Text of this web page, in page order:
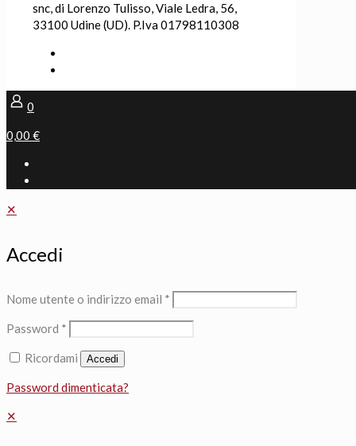
snc, di Lorenzo Tulisso, Viale Ledra, 56,
33100 Udine (UD). P.Iva 01798110308
0
0,00 €
✕
Accedi
Nome utente o indirizzo email *
Password *
Ricordami Accedi
Password dimenticata?
✕